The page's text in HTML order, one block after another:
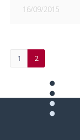
16/09/2015
1 2